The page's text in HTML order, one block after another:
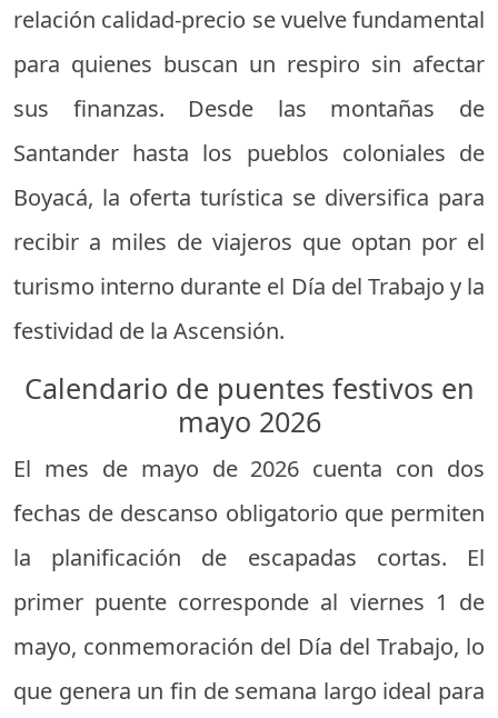
relación calidad-precio se vuelve fundamental
para quienes buscan un respiro sin afectar
sus finanzas. Desde las montañas de
Santander hasta los pueblos coloniales de
Boyacá, la oferta turística se diversifica para
recibir a miles de viajeros que optan por el
turismo interno durante el Día del Trabajo y la
festividad de la Ascensión.
Calendario de puentes festivos en
mayo 2026
El mes de mayo de 2026 cuenta con dos
fechas de descanso obligatorio que permiten
la planificación de escapadas cortas. El
primer puente corresponde al viernes 1 de
mayo, conmemoración del Día del Trabajo, lo
que genera un fin de semana largo ideal para